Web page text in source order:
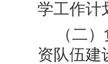
学工作计
（二
资队伍建